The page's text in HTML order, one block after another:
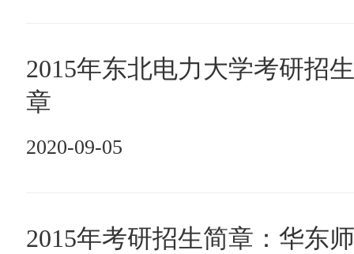
2015年东北电力大学考研招
章
2020-09-05
2015年考研招生简章：华东